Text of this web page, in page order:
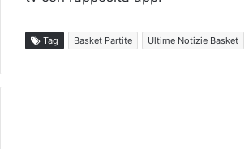
Tag Basket Partite Ultime Notizie Basket